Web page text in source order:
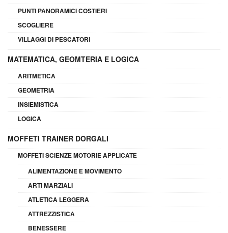
PUNTI PANORAMICI COSTIERI
SCOGLIERE
VILLAGGI DI PESCATORI
MATEMATICA, GEOMTERIA E LOGICA
ARITMETICA
GEOMETRIA
INSIEMISTICA
LOGICA
MOFFETI TRAINER DORGALI
MOFFETI SCIENZE MOTORIE APPLICATE
ALIMENTAZIONE E MOVIMENTO
ARTI MARZIALI
ATLETICA LEGGERA
ATTREZZISTICA
BENESSERE